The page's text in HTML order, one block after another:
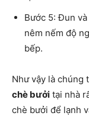
Bước 5: Đun
nêm nếm độ
bếp.
Như vậy là chúng
chè bưởi tại nhà
chè bưởi để lạnh